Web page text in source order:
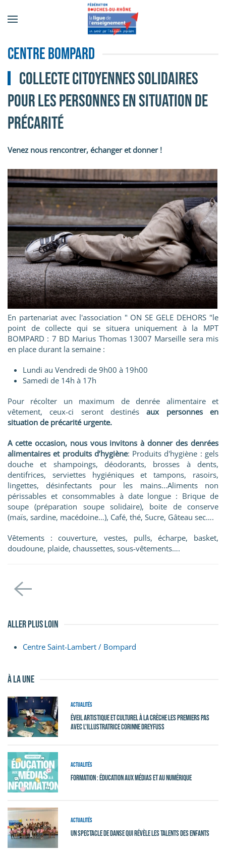
Accéder au contenu principal
Centre Bompard
Collecte Citoyennes Solidaires
pour les personnes En situation de
précarité
Venez nous rencontrer, échanger et donner !
En partenariat avec l'association " ON SE GELE DEHORS "le
point de collecte qui se situera uniquement à la MPT
BOMPARD : 7 BD Marius Thomas 13007 Marseille sera mis
en place durant la semaine :
Lundi au Vendredi de 9h00 à 19h00
Samedi de 14h à 17h
Pour récolter un maximum de denrée alimentaire et
vêtement, ceux-ci seront destinésaux personnes en
situation de précarité urgente.
A cette occasion, nous vous invitons à donner des denrées
alimentaires et produits d’hygiène: Produits d'hygiène : gels
douche et shampoings, déodorants, brosses à dents,
dentifrices, serviettes hygiéniques et tampons, rasoirs,
lingettes, désinfectants pour les mains...Aliments non
périssables et consommables à date longue : Brique de
soupe (préparation soupe solidaire), boite de conserve
(maïs, sardine, macédoine…), Café, thé, Sucre, Gâteau sec….
Vêtements : couverture, vestes, pulls, écharpe, basket,
doudoune, plaide, chaussettes, sous-vêtements….
aller plus loin
Centre Saint-Lambert / Bompard
à la une
Actualités
Éveil Artistique et Culturel à la crèche Les Premiers Pas
avec l'illustratrice Corinne Dreyfuss
Actualités
Formation : Éducation aux médias et au numérique
Actualités
Un spectacle de danse qui révèle les talents des enfants